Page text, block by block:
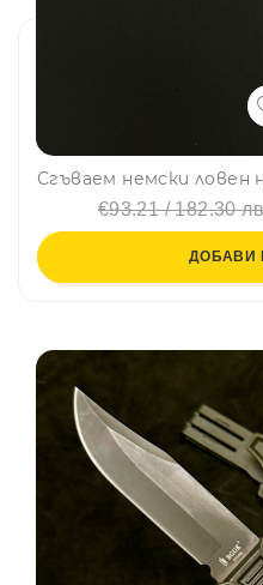
€93.21 / 182.30
ДОБАВИ